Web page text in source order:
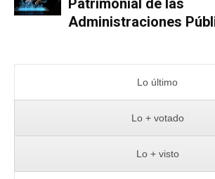
Patrimonial de las
Administraciones
Lo último
Lo + votado
Lo + visto